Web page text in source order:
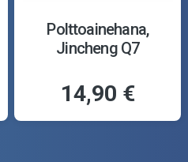
Polttoainehana,
Jincheng Q7
14,90 €